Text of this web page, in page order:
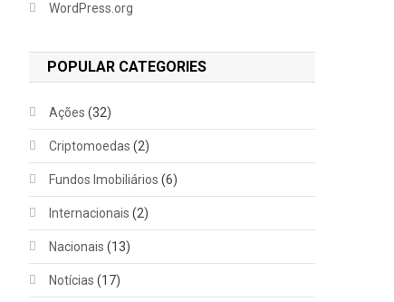
WordPress.org
POPULAR CATEGORIES
Ações (32)
Criptomoedas (2)
Fundos Imobiliários (6)
Internacionais (2)
Nacionais (13)
Notícias (17)